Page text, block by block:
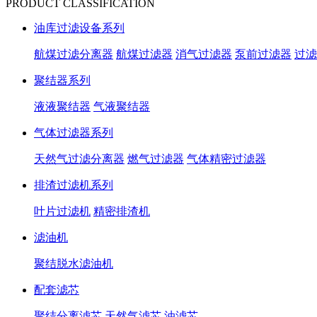
PRODUCT CLASSIFICATION
油库过滤设备系列
航煤过滤分离器 航煤过滤器 消气过滤器 泵前过滤器 过
聚结器系列
液液聚结器 气液聚结器
气体过滤器系列
天然气过滤分离器 燃气过滤器 气体精密过滤器
排渣过滤机系列
叶片过滤机 精密排渣机
滤油机
聚结脱水滤油机
配套滤芯